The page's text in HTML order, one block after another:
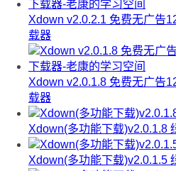
Xdown v2.0.2.1 免费无广告
载器
Xdown v2.0.1.8 免费无广告
载器
Xdown(多功能下载)v2.0.1.8
Xdown(多功能下载)v2.0.1.5